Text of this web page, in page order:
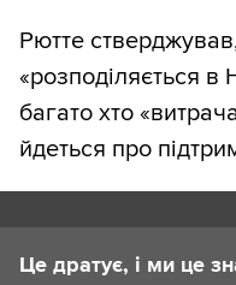
Рютте
«розподіляється в
багато хто
йдеться про
Це дратує, і ми це